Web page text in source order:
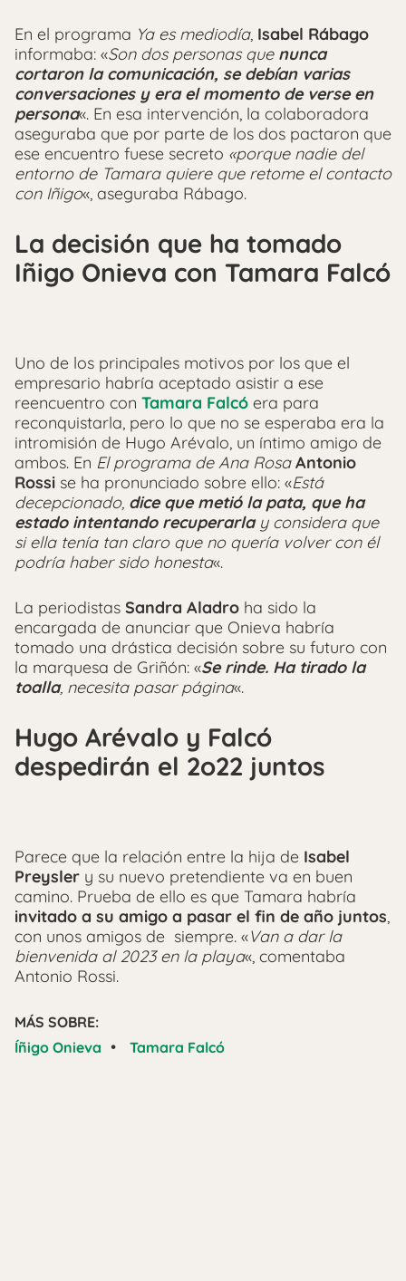
En el programa Ya es mediodía, Isabel Rábago
informaba: «Son dos personas que nunca
cortaron la comunicación, se debían varias
conversaciones y era el momento de verse en
persona«. En esa intervención, la colaboradora
aseguraba que por parte de los dos pactaron que
ese encuentro fuese secreto «porque nadie del
entorno de Tamara quiere que retome el contacto
con Iñigo«, aseguraba Rábago.
La decisión que ha tomado
Iñigo Onieva con Tamara Falcó
Uno de los principales motivos por los que el
empresario habría aceptado asistir a ese
reencuentro con Tamara Falcó era para
reconquistarla, pero lo que no se esperaba era la
intromisión de Hugo Arévalo, un íntimo amigo de
ambos. En El programa de Ana Rosa Antonio
Rossi se ha pronunciado sobre ello: «Está
decepcionado, dice que metió la pata, que ha
estado intentando recuperarlay considera que
si ella tenía tan claro que no quería volver con él
podría haber sido honesta«.
La periodistas Sandra Aladro ha sido la
encargada de anunciar que Onieva habría
tomado una drástica decisión sobre su futuro con
la marquesa de Griñón: «Se rinde. Ha tirado la
toalla, necesita pasar página«.
Hugo Arévalo y Falcó
despedirán el 2o22 juntos
Parece que la relación entre la hija de Isabel
Preysler y su nuevo pretendiente va en buen
camino. Prueba de ello es que Tamara habría
invitado a su amigo a pasar el fin de año juntos,
con unos amigos de siempre. «Van a dar la
bienvenida al 2023 en la playa«, comentaba
Antonio Rossi.
MÁS SOBRE:
Íñigo Onieva • Tamara Falcó